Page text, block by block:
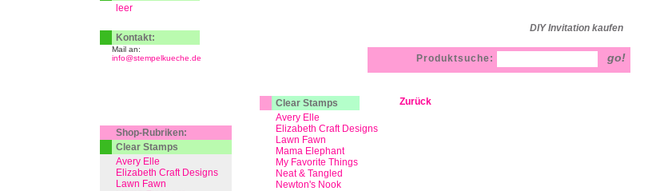
DIY Invitation kaufen
Clear Stamps
Avery Elle
Elizabeth Craft Designs
Lawn Fawn
Mama Elephant
My Favorite Things
Neat & Tangled
Newton's Nook
Zurück
Produktsuche:
leer
Kontakt:
Mail an:
info@stempelkueche.de
Shop-Rubriken:
Clear Stamps
Avery Elle
Elizabeth Craft Designs
Lawn Fawn